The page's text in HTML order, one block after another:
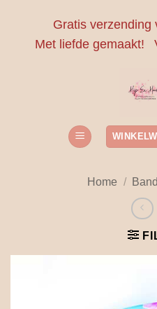
Gratis verzending
Met liefde gemaakt!
Home /